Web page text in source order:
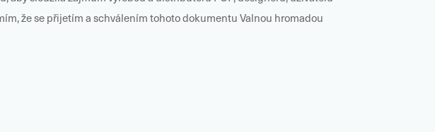
že se přijetím a schválením tohoto dokumentu Valnou hromadou